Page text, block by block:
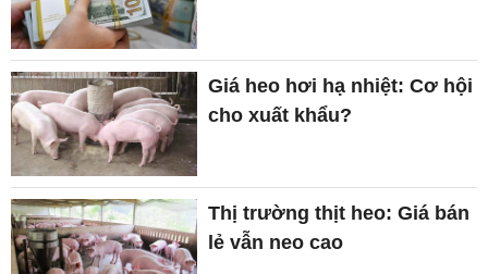
Giá heo hơi hạ nhiệt: Cơ hội
cho xuất khẩu?
Thị trường thịt heo: Giá bán
lẻ vẫn neo cao